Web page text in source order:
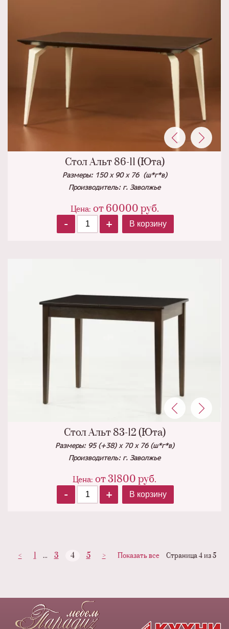
Стол Альт 86-11 (Юта)
Размеры: 150 х 90 х 76 (ш*г*в)
Производитель: г. Заволжье
Цена: от 60000 руб.
-
+ В корзину
Стол Альт 83-12 (Юта)
Размеры: 95 (+38) x 70 x 76 (ш*г*в)
Производитель: г. Заволжье
Цена: от31800 руб.
-
+ В корзину
< 1 ... 3 4 5 > Показать все Страница 4 из 5